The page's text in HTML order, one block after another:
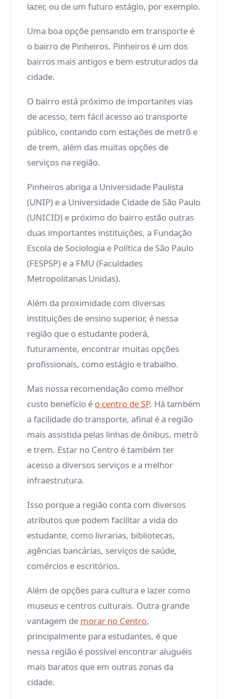
lazer, ou de um futuro estágio, por exemplo.
Uma boa opçõe pensando em transporte é
o bairro de Pinheiros. Pinheiros é um dos
bairros mais antigos e bem estruturados da
cidade.
O bairro está próximo de importantes vias
de acesso, tem fácil acesso ao transporte
público, contando com estações de metrô e
de trem, além das muitas opções de
serviços na região.
Pinheiros abriga a Universidade Paulista
(UNIP) e a Universidade Cidade de São Paulo
(UNICID) e próximo do bairro estão outras
duas importantes instituições, a Fundação
Escola de Sociologia e Política de São Paulo
(FESPSP) e a FMU (Faculdades
Metropolitanas Unidas).
Além da proximidade com diversas
instituições de ensino superior, é nessa
região que o estudante poderá,
futuramente, encontrar muitas opções
profissionais, como estágio e trabalho.
Mas nossa recomendação como melhor
custo benefício é o centro de SP. Há também
a facilidade do transporte, afinal é a região
mais assistida pelas linhas de ônibus, metrô
e trem. Estar no Centro é também ter
acesso a diversos serviços e a melhor
infraestrutura.
Isso porque a região conta com diversos
atributos que podem facilitar a vida do
estudante, como livrarias, bibliotecas,
agências bancárias, serviços de saúde,
comércios e escritórios.
Além de opções para cultura e lazer como
museus e centros culturais. Outra grande
vantagem de morar no Centro,
principalmente para estudantes, é que
nessa região é possível encontrar aluguéis
mais baratos que em outras zonas da
cidade.